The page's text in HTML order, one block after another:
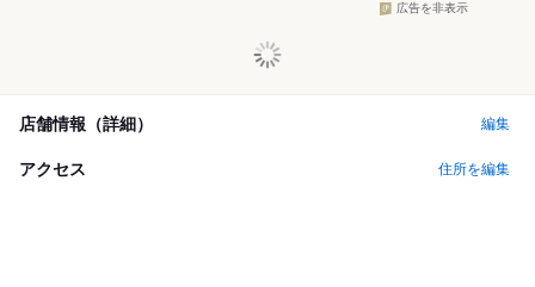
広告を非表示
店舗情報（詳細） 編集
アクセス 住所を編集